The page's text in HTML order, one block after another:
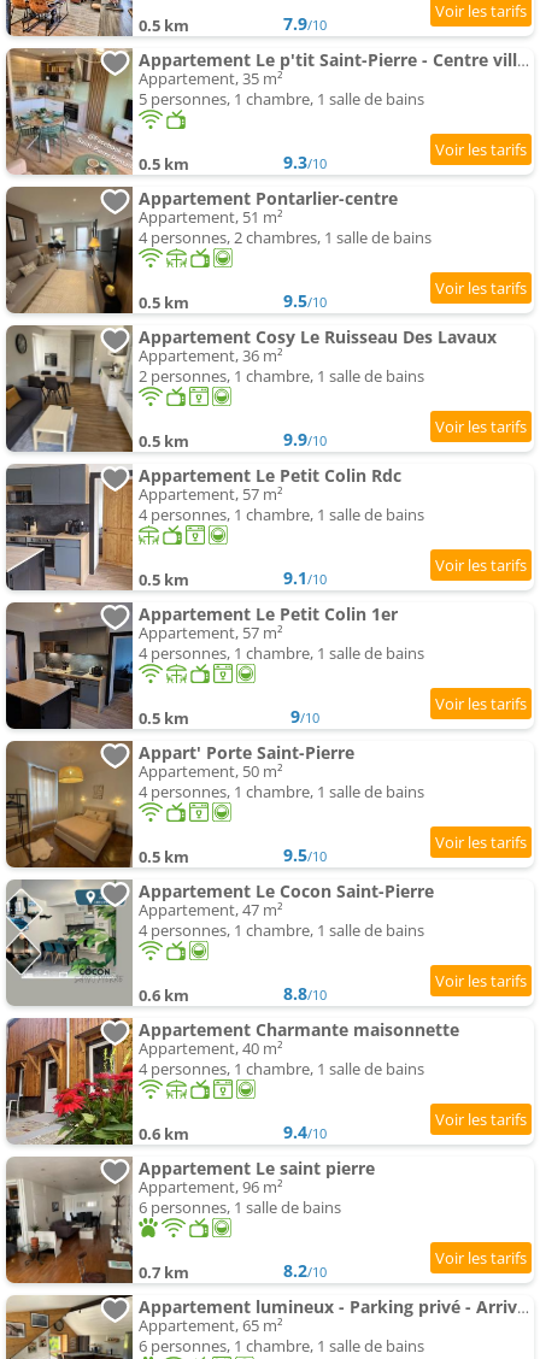
0.5 km 7.9/10
Appartement Le p'tit Saint-Pierre - Centre ville - Parking
Appartement, 35 m²
5 personnes, 1 chambre, 1 salle de bains
0.5 km 9.3/10
Appartement Pontarlier-centre
Appartement, 51 m²
4 personnes, 2 chambres, 1 salle de bains
0.5 km 9.5/10
Appartement Cosy Le Ruisseau Des Lavaux
Appartement, 36 m²
2 personnes, 1 chambre, 1 salle de bains
0.5 km 9.9/10
Appartement Le Petit Colin Rdc
Appartement, 57 m²
4 personnes, 1 chambre, 1 salle de bains
0.5 km 9.1/10
Appartement Le Petit Colin 1er
Appartement, 57 m²
4 personnes, 1 chambre, 1 salle de bains
0.5 km 9/10
Appart' Porte Saint-Pierre
Appartement, 50 m²
4 personnes, 1 chambre, 1 salle de bains
0.5 km 9.5/10
Appartement Le Cocon Saint-Pierre
Appartement, 47 m²
4 personnes, 1 chambre, 1 salle de bains
0.6 km 8.8/10
Appartement Charmante maisonnette
Appartement, 40 m²
4 personnes, 1 chambre, 1 salle de bains
0.6 km 9.4/10
Appartement Le saint pierre
Appartement, 96 m²
6 personnes, 1 salle de bains
0.7 km 8.2/10
Appartement lumineux - Parking privé - Arrivée autonome - Proche Suisse
Appartement, 65 m²
6 personnes, 1 chambre, 1 salle de bains